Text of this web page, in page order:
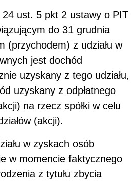
ust. 5 pkt 2 ustawy o PIT
do 31 grudnia
(przychodem) z udziału w
jest dochód
uzyskany z tego udziału,
uzyskany z odpłatnego
na rzecz spółki w celu
(akcji).
w zyskach osób
w momencie faktycznego
z tytułu zbycia